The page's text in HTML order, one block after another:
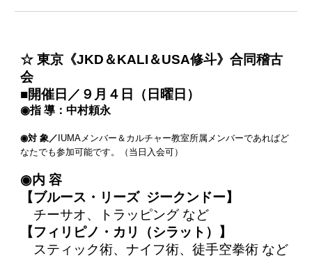
☆ 東京《JKD＆KALI＆USA修斗》合同稽古
会
■開催日／９月４日（日曜日）
◉指 導：中村頼永
◉対 象／ IUMAメンバー＆カルチャー教室所属メンバーであればど
なたでも参加可能です。（当日入会可）
◉内 容
【ブルース・リーズ ジークンドー】
チーサオ、トラッピング など
【フィリピノ・カリ（シラット）】
スティック術、ナイフ術、徒手空拳術 など